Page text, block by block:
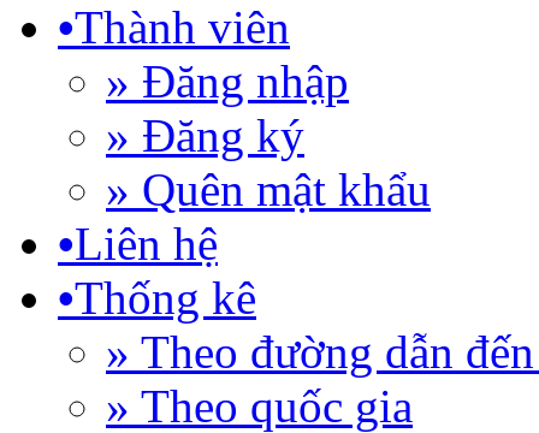
•Thành viên
» Đăng nhập
» Đăng ký
» Quên mật khẩu
•Liên hệ
•Thống kê
» Theo đường dẫn
» Theo quốc gia